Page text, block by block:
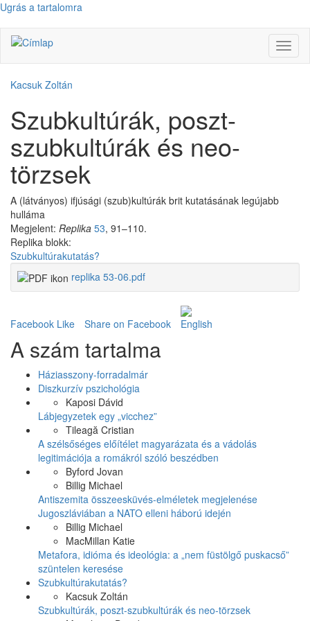
Ugrás a tartalomra
Kacsuk Zoltán
Szubkultúrák, poszt-
szubkultúrák és neo-
törzsek
A (látványos) ifjúsági (szub)kultúrák brit kutatásának legújabb
hulláma
Megjelent: Replika 53, 91–110.
Replika blokk:
Szubkultúrakutatás?
replika 53-06.pdf
Facebook Like Share on Facebook
A szám tartalma
Háziasszony-forradalmár
Diszkurzív pszichológia
Kaposi Dávid
Lábjegyzetek egy „vicchez”
Tileagă Cristian
A szélsőséges előítélet magyarázata és a vádolás
legitimációja a romákról szóló beszédben
Byford Jovan
Billig Michael
Antiszemita összeesküvés-elméletek megjelenése
Jugoszláviában a NATO elleni háború idején
Billig Michael
MacMillan Katie
Metafora, idióma és ideológia: a „nem füstölgő puskacső”
szüntelen keresése
Szubkultúrakutatás?
Kacsuk Zoltán
Szubkultúrák, poszt-szubkultúrák és neo-törzsek